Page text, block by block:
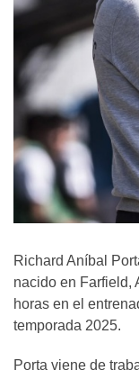
Richard Aníbal
nacido en Farfield,
horas en el
temporada 2025.
Porta viene de